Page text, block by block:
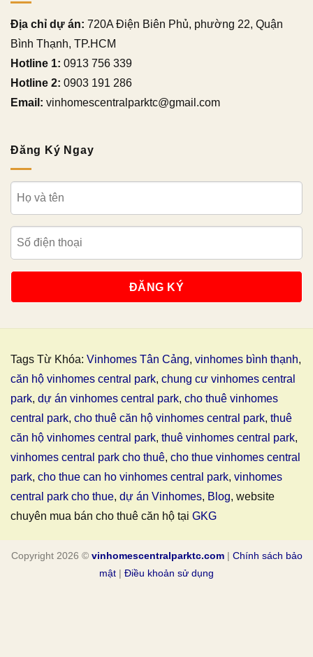
Địa chỉ dự án: 720A Điện Biên Phủ, phường 22, Quận
Bình Thạnh, TP.HCM
Hotline 1: 0913 756 339
Hotline 2: 0903 191 286
Email: vinhomescentralparktc@gmail.com
Đăng Ký Ngay
Tags Từ Khóa: Vinhomes Tân Cảng, vinhomes bình thạnh,
căn hộ vinhomes central park, chung cư vinhomes central
park, dự án vinhomes central park, cho thuê vinhomes
central park, cho thuê căn hộ vinhomes central park, thuê
căn hộ vinhomes central park, thuê vinhomes central park,
vinhomes central park cho thuê, cho thue vinhomes central
park, cho thue can ho vinhomes central park, vinhomes
central park cho thue, dự án Vinhomes, Blog, website
chuyên mua bán cho thuê căn hộ tại GKG
Copyright 2026 © vinhomescentralparktc.com| Chính sách bảo
mật | Điều khoản sử dụng